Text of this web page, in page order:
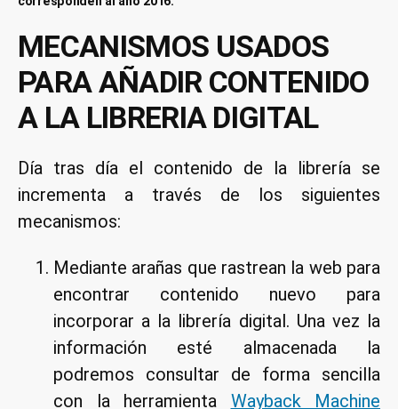
MECANISMOS USADOS
PARA AÑADIR CONTENIDO
A LA LIBRERIA DIGITAL
Día tras día el contenido de la librería se
incrementa a través de los siguientes
mecanismos:
Mediante arañas que rastrean la web para
encontrar contenido nuevo para
incorporar a la librería digital. Una vez la
información esté almacenada la
podremos consultar de forma sencilla
con la herramienta Wayback Machine